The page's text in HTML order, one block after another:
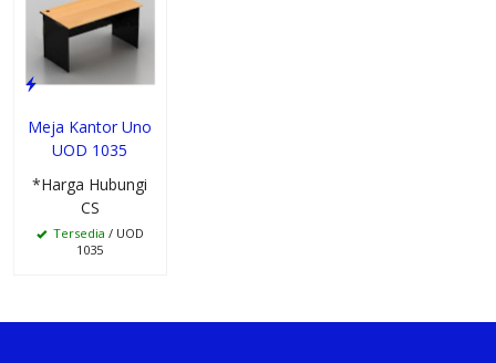
Meja Kantor Uno
UOD 1035
*Harga Hubungi
CS
Tersedia / UOD
1035